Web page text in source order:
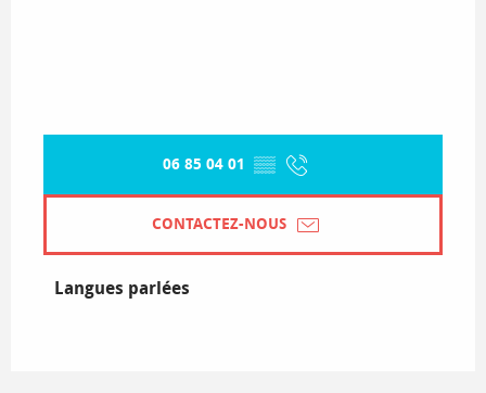
06 85 04 01 ▒▒
CONTACTEZ-NOUS
Langues parlées
Langues parlées